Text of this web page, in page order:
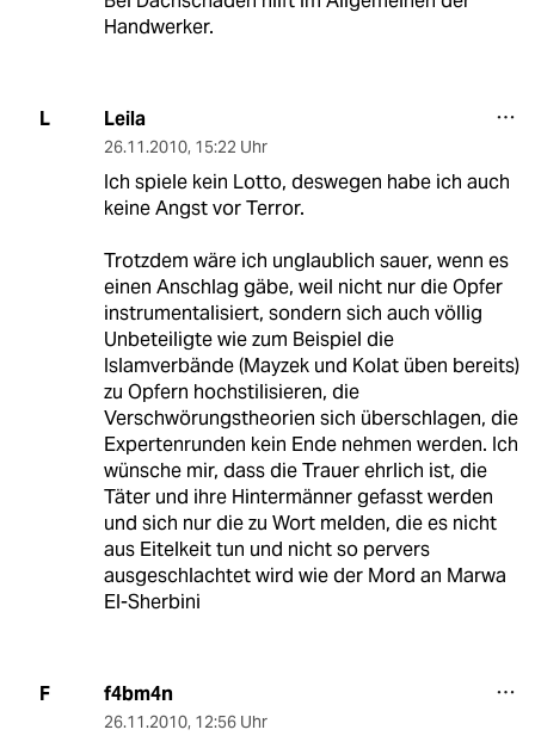
Handwerker.
L Leila
26.11.2010, 15:22 Uhr
Ich spiele kein Lotto, deswegen habe ich auch
keine Angst vor Terror.
Trotzdem wäre ich unglaublich sauer, wenn es
einen Anschlag gäbe, weil nicht nur die Opfer
instrumentalisiert, sondern sich auch völlig
Unbeteiligte wie zum Beispiel die
Islamverbände (Mayzek und Kolat üben bereits)
zu Opfern hochstilisieren, die
Verschwörungstheorien sich überschlagen, die
Expertenrunden kein Ende nehmen werden. Ich
wünsche mir, dass die Trauer ehrlich ist, die
Täter und ihre Hintermänner gefasst werden
und sich nur die zu Wort melden, die es nicht
aus Eitelkeit tun und nicht so pervers
ausgeschlachtet wird wie der Mord an Marwa
El-Sherbini
F f4bm4n
26.11.2010, 12:56 Uhr